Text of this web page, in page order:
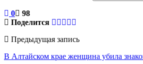
0
98
Поделится
Предыдущая запись
В Алтайском крае женщина убила